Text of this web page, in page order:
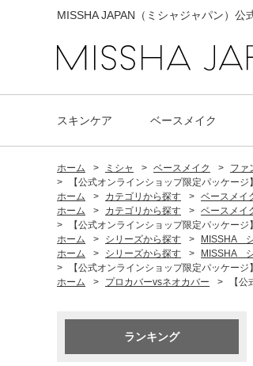
MISSHA JAPAN（ミシャジャパン）公
スキンケア ベースメイク
ホーム > ミシャ > ベースメイク > ファ
>
【公式オンラインショップ限定パッケー
ホーム
> カテゴリから探す > ベースメイ
ホーム
> カテゴリから探す > ベースメイ
>
【公式オンラインショップ限定パッケー
ホーム
> シリーズから探す > MISSHA
ホーム
> シリーズから探す > MISSHA
>
【公式オンラインショップ限定パッケー
ホーム
> プロカバーvsネオカバー > 【
ランキング